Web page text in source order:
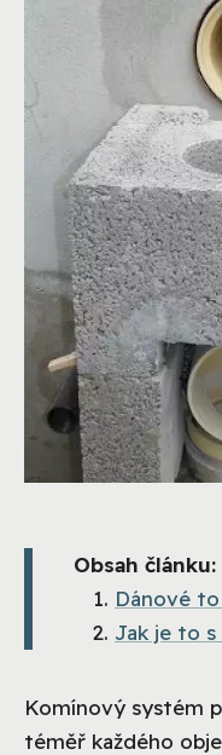
Obsah článku:
Dánové
Jak je to
Komínový systém
téměř každého